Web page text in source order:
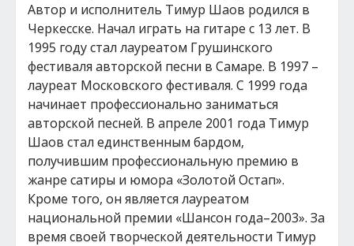
Автор и исполнитель Тимур Шаов родился в
Черкесске. Начал играть на гитаре с 13 лет. В
1995 году стал лауреатом Грушинского
фестиваля авторской песни в Самаре. В 1997 –
лауреат Московского фестиваля. С 1999 года
начинает профессионально заниматься
авторской песней. В апреле 2001 года Тимур
Шаов стал единственным бардом,
получившим профессиональную премию в
жанре сатиры и юмора «Золотой Остап».
Кроме того, он является лауреатом
национальной премии «Шансон года–2003». За
время своей творческой деятельности Тимур